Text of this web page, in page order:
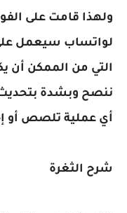
ولهذا قامت على
لواتساب سيعمل
التي من الممكن أن
ننصح وبشدة
أي عملية تلصص أو
شرح الثغرة